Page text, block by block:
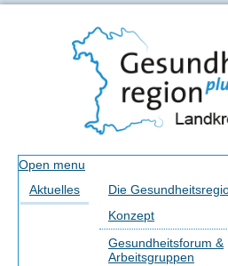
Open menu
Aktuelles
Die
Konzept
Gesundheitsforum &
Arbeitsgruppen